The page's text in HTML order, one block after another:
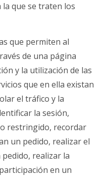
que se traten los
que permiten al
de una página
y la utilización de las
que en ella existan
el tráfico y la
la sesión,
restringido, recordar
un pedido, realizar el
realizar la
en un